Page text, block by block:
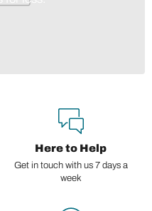
Here to Help
Get in touch with us 7 days a
week